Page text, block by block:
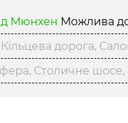
Мюнхен Можлива
дорога,
Столичне шосе,